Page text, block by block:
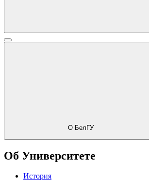
О БелГУ
Об Университете
История